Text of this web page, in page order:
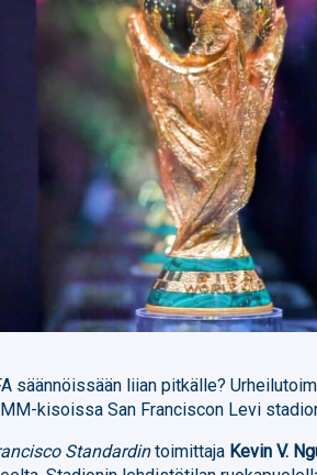
säännöissään liian pitkälle?
kisoissa San Franciscon Levi
Standardintoimittaja Kevin V.